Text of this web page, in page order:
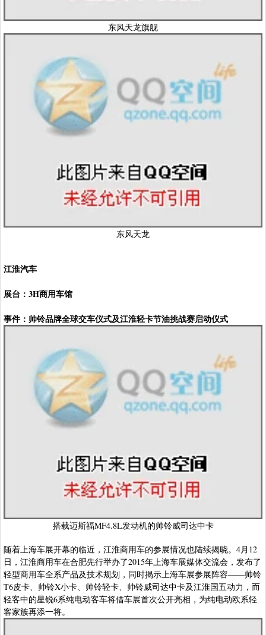
东风天龙旗舰
东风天龙
江淮汽车
展台：3H商用车馆
事件：帅铃品牌全球交车仪式及江淮轻卡节油挑战赛启动仪式
搭载迈斯福MF4.8L发动机的帅铃威司达中卡
随着上海车展开幕的临近，江淮商用车的参展情况也陆续揭晓。4月12
日，江淮商用车在合肥先行举办了2015年上海车展媒体交流会，发布了
轻型商用车全系产品及技术规划，同时揭示上海车展参展阵容——帅铃
T6皮卡、帅铃X小卡、帅铃轻卡、帅铃威司达中卡及江淮国五动力，而
轻客中的星锐6系纯电动客车将借车展首次公开亮相，为纯电动欧系轻
客家族再添一将。